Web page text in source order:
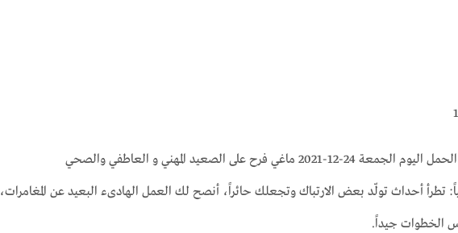
الجمعة 24-12-2021 ماغي فرح على الصعيد المهني و العاطفي والصحي
تطرأ أحداث تولّد بعض الارتباك وتجعلك حائراً، أنصح لك العمل الهادىء البعيد عن المغامرات،
الخطوات جيداً.